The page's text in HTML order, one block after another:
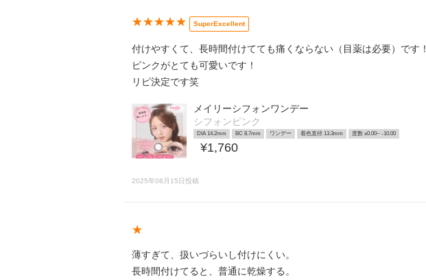
★★★★★ SuperExcellent
付けやすくて、長時間付けてても痛くならない（目薬は必要）です！
ピンクがとても可愛いです！
リピ決定です笑
メイリーシフォンワンデー
シフォンピンク
DIA 14.2mm BC 8.7mm ワンデー 着色直径 13.3mm 度数 ±0.00~ -10.00
¥1,760
2025年08月15日投稿
★
薄すぎて、扱いづらいし付けにくい。
長時間付けてると、普通に乾燥する。